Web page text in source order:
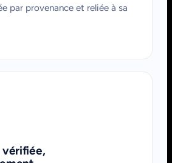
par provenance et reliée à sa